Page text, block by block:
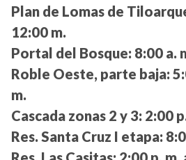
Plan de Lomas de
12:00 m.
Portal del Bosque: 8:00 a.
Roble Oeste, parte baja:
m.
Cascada zonas 2 y 3: 2:00
Res. Santa Cruz I etapa: